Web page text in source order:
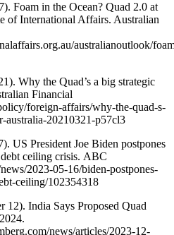
Foam in the Ocean? Quad 2.0 at
of International Affairs. Australian
australianoutlook/
Why the Quad’s a big strategic
Financial
foreign-affairs/why-the-quad-s-
australia-20210321-p57cl3
US President Joe Biden postpones
ceiling crisis. ABC
2023-05-16/biden-postpones-
ceiling/102354318
12). India Says Proposed Quad
news/articles/2023-12-